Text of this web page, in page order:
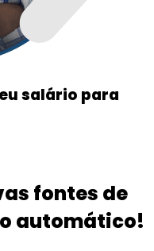
salário para
fontes de
automático!